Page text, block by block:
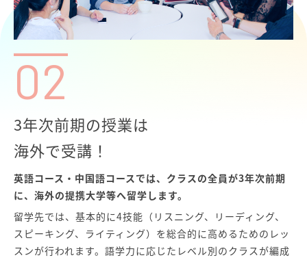
02
3年次前期の授業は
海外で受講！
英語コース・中国語コースでは、クラスの全員が3年次前期
に、海外の提携大学等へ留学します。
留学先では、基本的に4技能（リスニング、リーディング、
スピーキング、ライティング）を総合的に高めるためのレッ
スンが行われます。語学力に応じたレベル別のクラスが編成